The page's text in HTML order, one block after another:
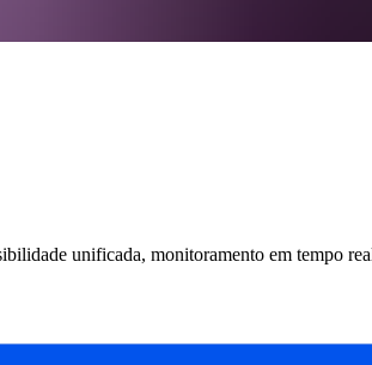
unificada, monitoramento em tempo